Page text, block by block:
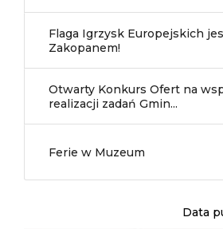
Flaga Igrzysk Europejskich
Zakopanem!
Otwarty Konkurs Ofert na
realizacji zadań Gmin...
Ferie w Muzeum
Data